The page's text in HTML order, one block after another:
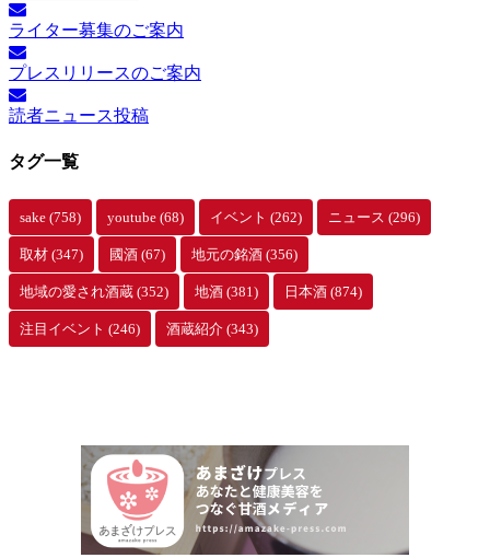
別
ア
ー
カ
イ
ブ
ライター募集のご案内
プレスリリースのご案内
読者ニュース投稿
タグ一覧
sake (758) youtube (68) イベント (262) ニュース (296)
取材 (347) 國酒 (67) 地元の銘酒 (356)
地域の愛され酒蔵 (352) 地酒 (381) 日本酒 (874)
注目イベント (246) 酒蔵紹介 (343)